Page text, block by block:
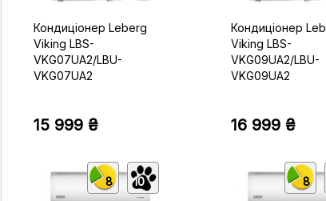
Кондиціонер Leberg
Viking LBS-
VKG07UA2/LBU-
VKG07UA2
15 999 ₴
Кондиціонер
Viking LBS-
VKG09UA2/LBU-
VKG09UA2
16 999 ₴
8 10 8